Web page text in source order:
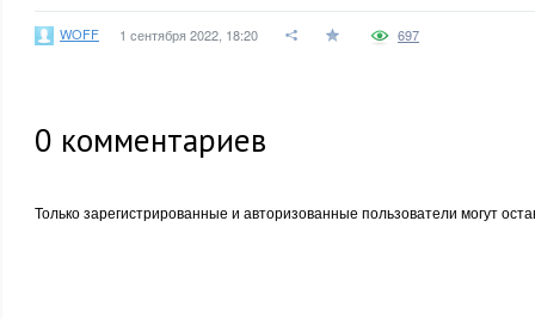
WOFF 1 сентября 2022, 18:20 697
0 комментариев
Только зарегистрированные и авторизованные пользователи могут